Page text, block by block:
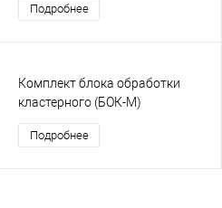
Подробнее
Комплект блока обработки
кластерного (БОК-М)
Подробнее